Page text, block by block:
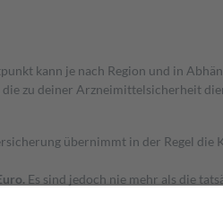
kann je nach Region und in
zu deiner Arzneimittelsicherheit
übernimmt in der Regel die
Es sind jedoch nie mehr als die